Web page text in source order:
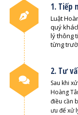
1. Tiếp
Luật
quý
lý thông
từng
2. Tư
Sau khi
Hoàng
điều cần
ưu để xử